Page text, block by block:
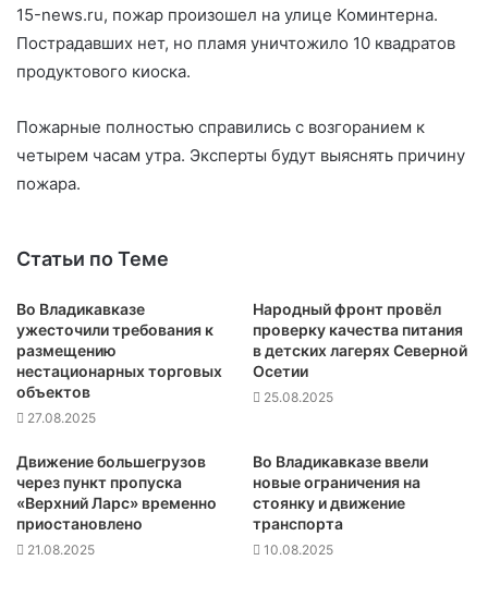
15-news.ru, пожар произошел на улице Коминтерна.
Пострадавших нет, но пламя уничтожило 10 квадратов
продуктового киоска.
Пожарные полностью справились с возгоранием к
четырем часам утра. Эксперты будут выяснять причину
пожара.
Статьи по Теме
Во Владикавказе
ужесточили требования к
размещению
нестационарных торговых
объектов
27.08.2025
Народный фронт провёл
проверку качества питания
в детских лагерях Северной
Осетии
25.08.2025
Движение большегрузов
через пункт пропуска
«Верхний Ларс» временно
приостановлено
21.08.2025
Во Владикавказе ввели
новые ограничения на
стоянку и движение
транспорта
10.08.2025